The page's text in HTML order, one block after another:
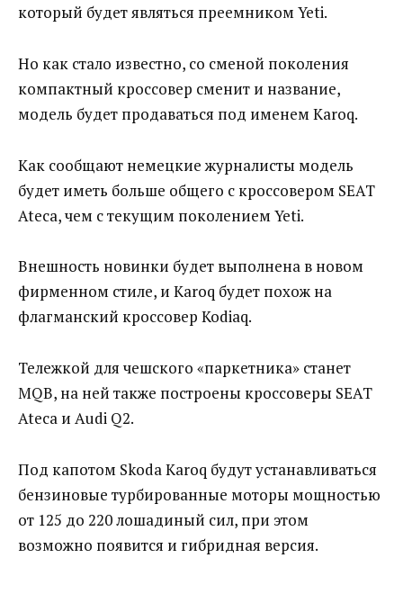
который будет являться преемником Yeti.
Но как стало известно, со сменой поколения
компактный кроссовер сменит и название,
модель будет продаваться под именем Karoq.
Как сообщают немецкие журналисты модель
будет иметь больше общего с кроссовером SEAT
Ateca, чем с текущим поколением Yeti.
Внешность новинки будет выполнена в новом
фирменном стиле, и Karoq будет похож на
флагманский кроссовер Kodiaq.
Тележкой для чешского «паркетника» станет
MQB, на ней также построены кроссоверы SEAT
Ateca и Audi Q2.
Под капотом Skoda Karoq будут устанавливаться
бензиновые турбированные моторы мощностью
от 125 до 220 лошадиный сил, при этом
возможно появится и гибридная версия.